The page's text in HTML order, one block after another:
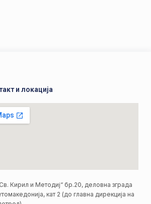
и локација
Кирил и Методиј“ бр.20, деловна зграда
кат 2 (до главна дирекција на